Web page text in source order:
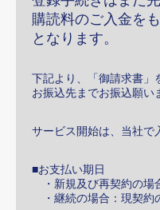
購読料のご入金を
となります。
下記より、「御請求書」
お振込先までお振込願い
サービス開始は、当社で
■お支払い期日
・新規及び再契約の場
・継続の場合：現契約